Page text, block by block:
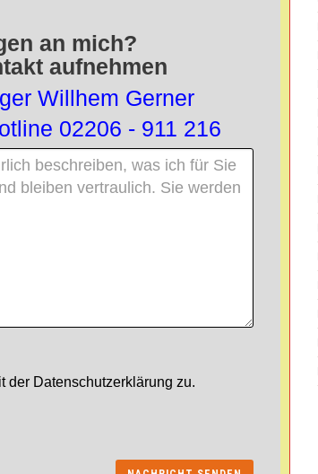
an mich?
aufnehmen
Willhem Gerner
02206 - 911 216
der Datenschutzerklärung zu.